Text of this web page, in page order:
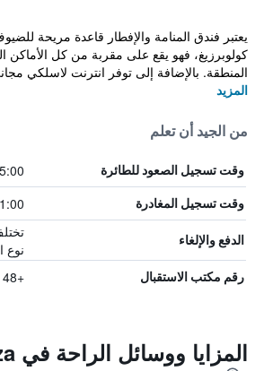
يعتبر فندق المنامة والإفطار قاعدة مريحة
كولوبرزيغ، فهو يقع على مقربة من كل الأماكن
المنطقة. بالإضافة إلى توفر انترنت لاسلكي
المزيد
من الجيد أن تعلم
وقت تسجيل الصعود للطائرة
وقت تسجيل المغادرة
الدفع والإلغاء
نوع
رقم مكتب الاستقبال +48 943 520 554
المزايا ووسائل الراحة في Villa Meduza